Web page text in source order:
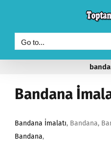
content
Go to...
Bandana
Bandana İmalatı, Bandana,
Bandana,